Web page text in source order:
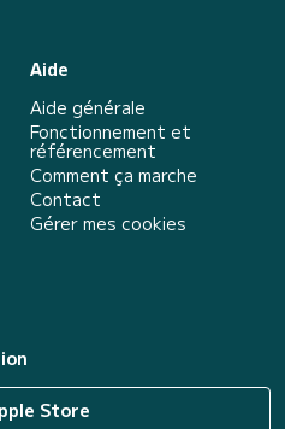
Aide
Aide générale
Fonctionnement et
référencement
Comment ça marche
Contact
Gérer mes cookies
Store